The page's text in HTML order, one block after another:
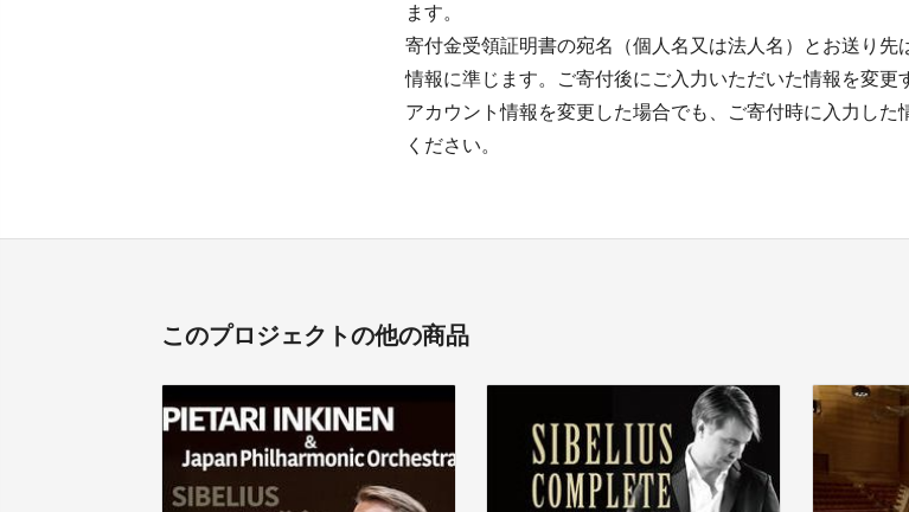
ます。
寄付金受領証明書の宛名（個人名又は法人名）とお送り先
情報に準じます。ご寄付後にご入力いただいた情報を変更
アカウント情報を変更した場合でも、ご寄付時に入力した
ください。
このプロジェクトの他の商品